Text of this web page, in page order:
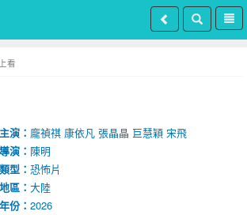
看
主演： 龐禎祺 康依凡 張晶晶 巨慧穎 宋飛
導演： 陳明
類型： 恐怖片
地區： 大陸
年份： 2026